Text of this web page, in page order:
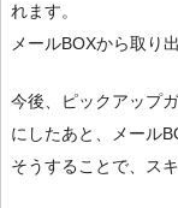
れます。
メールBOXから取り
今後、ピックアップ
にしたあと、メール
そうすることで、ス